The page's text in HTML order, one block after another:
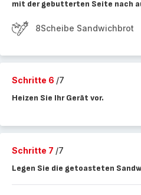
mit der gebutterten Seite nach
8Scheibe Sandwichbrot
Schritte 6 /7
Heizen Sie Ihr Gerät vor.
Schritte 7 /7
Legen Sie die getoasteten